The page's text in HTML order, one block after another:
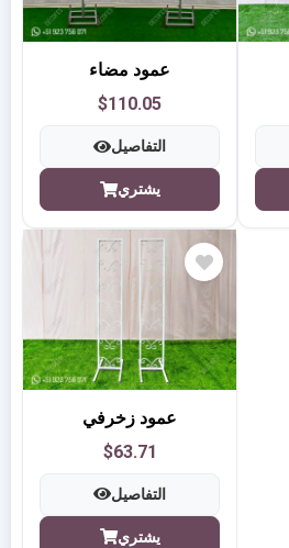
عمود مضاء
$110.05
التفاصيل
يشتري
عمود زخرفي
$63.71
التفاصيل
يشتري